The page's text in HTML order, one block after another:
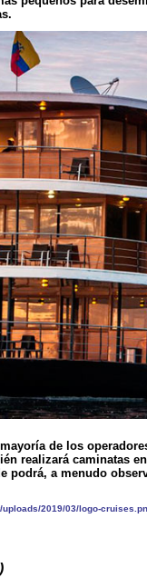
de los
realizará caminatas
podrá, a menudo